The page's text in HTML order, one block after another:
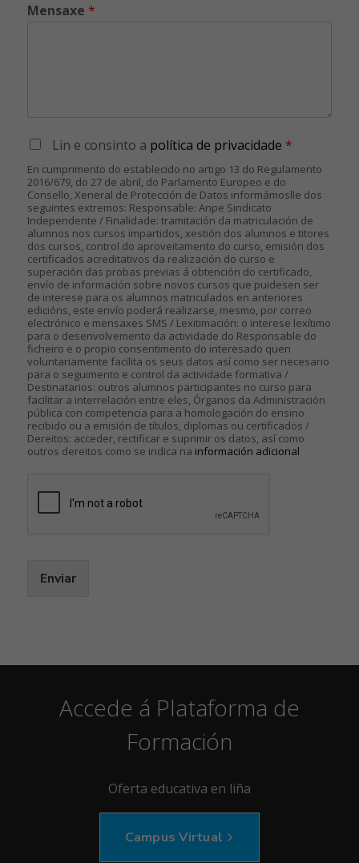
Mensaxe *
Lin e consinto a política de privacidade *
En cumprimento do establecido no artigo 13 do Regulamento
2016/679, do 27 de abril, do Parlamento Europeo e do
Consello, Xeneral de Protección de Datos informámoslle dos
seguintes extremos: Responsable: Anpe Sindicato
Independente / Finalidade: tramitación da matriculación de
alumnos nos cursos impartidos, xestión dos alumnos e titores
dos cursos, control do aproveitamento do curso, emisión dos
certificados acreditativos da realización do curso e
superación das probas previas á obtención do certificado,
envío de información sobre novos cursos que puidesen ser
de interese para os alumnos matriculados en anteriores
edicións, este envío poderá realizarse, mesmo, por correo
electrónico e mensaxes SMS / Lexitimación: o interese lexítimo
para o desenvolvemento da actividade do Responsable do
ficheiro e o propio consentimento do interesado quen
voluntariamente facilita os seus datos así como ser necesario
para o seguimento e control da actividade formativa /
Destinatarios: outros alumnos participantes no curso para
facilitar a interrelación entre eles, Órganos da Administración
pública con competencia para a homologación do ensino
recibido ou a emisión de títulos, diplomas ou certificados /
Dereitos: acceder, rectificar e suprimir os datos, así como
outros dereitos como se indica na información adicional
Enviar
Accede á Plataforma de
Formación
Oferta educativa en liña
Campus Virtual